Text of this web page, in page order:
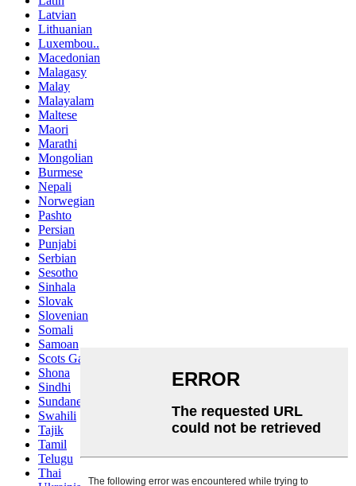
Latvian
Lithuanian
Luxembou..
Macedonian
Malagasy
Malay
Malayalam
Maltese
Maori
Marathi
Mongolian
Burmese
Nepali
Norwegian
Pashto
Persian
Punjabi
Serbian
Sesotho
Sinhala
Slovak
Slovenian
Somali
Samoan
Scots Gaelic
Shona
Sindhi
Sundanese
Swahili
Tajik
Tamil
Telugu
Thai